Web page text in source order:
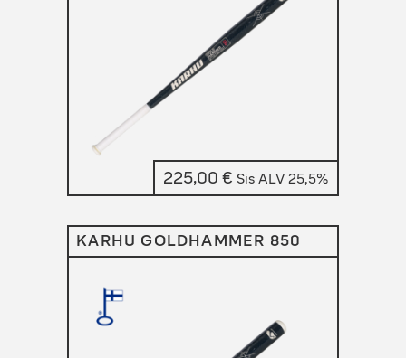
225,00 € Sis ALV 25,5%
KARHU GOLDHAMMER 850